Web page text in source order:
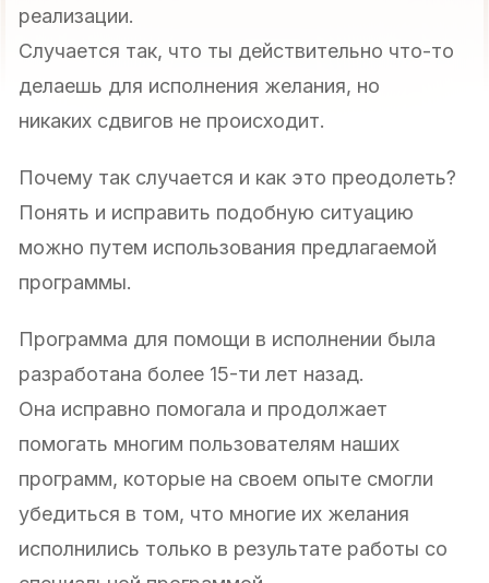
реализации.
Случается так, что ты действительно что-то
делаешь для исполнения желания, но
никаких сдвигов не происходит.
Почему так случается и как это преодолеть?
Понять и исправить подобную ситуацию
можно путем использования предлагаемой
программы.
Программа для помощи в исполнении была
разработана более 15-ти лет назад.
Она исправно помогала и продолжает
помогать многим пользователям наших
программ, которые на своем опыте смогли
убедиться в том, что многие их желания
исполнились только в результате работы со